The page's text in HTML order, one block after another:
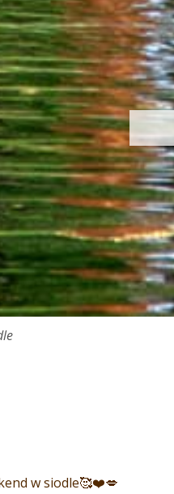
w siodle🥰❤️💋